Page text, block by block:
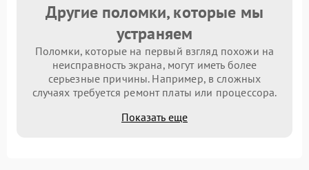
Другие поломки, которые мы
устраняем
Поломки, которые на первый взгляд похожи на
неисправность экрана, могут иметь более
серьезные причины. Например, в сложных
случаях требуется ремонт платы или процессора.
Показать еще